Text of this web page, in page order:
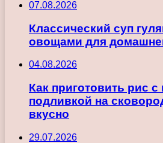
07.08.2026
Классический суп
овощами для
04.08.2026
Как приготовить рис с
подливкой на
вкусно
29.07.2026